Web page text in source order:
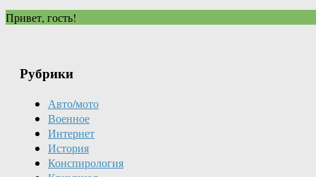
Привет, гость!
Рубрики
Авто/мото
Военное
Интернет
История
Конспирология